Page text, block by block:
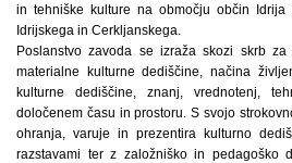
in tehniške kulture na območju občin
Idrijskega in Cerkljanskega.
Poslanstvo zavoda se izraža skozi skrb za
materialne kulturne dediščine, načina
kulturne dediščine, znanj, vrednotenj,
določenem času in prostoru. S svojo
ohranja, varuje in prezentira kulturno
razstavami ter z založniško in pedagoško